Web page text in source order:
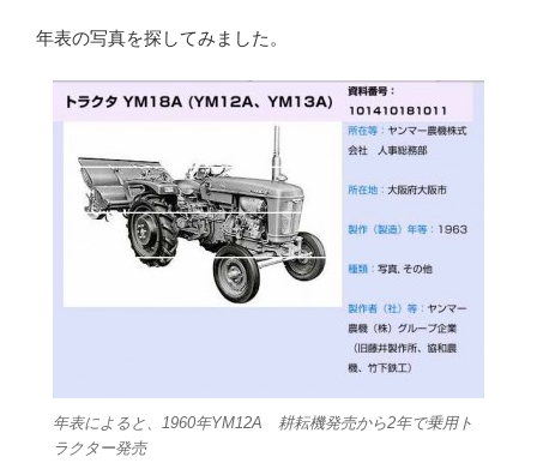
年表の写真を探してみました。
年表によると、1960年YM12A 耕耘機発売から2年で乗用ト
ラクター発売